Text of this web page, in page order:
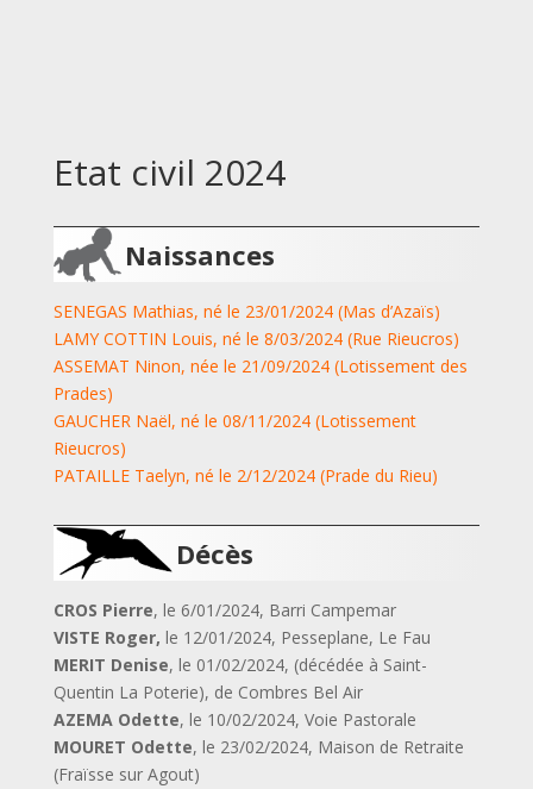
Etat civil 2024
Naissances
SENEGAS Mathias, né le 23/01/2024 (Mas d’Azaïs)
LAMY COTTIN Louis, né le 8/03/2024 (Rue Rieucros)
ASSEMAT Ninon, née le 21/09/2024 (Lotissement des
Prades)
GAUCHER Naël, né le 08/11/2024 (Lotissement
Rieucros)
PATAILLE Taelyn, né le 2/12/2024 (Prade du Rieu)
Décès
CROS Pierre, le 6/01/2024, Barri Campemar
VISTE Roger, le 12/01/2024, Pesseplane, Le Fau
MERIT Denise, le 01/02/2024, (décédée à Saint-
Quentin La Poterie), de Combres Bel Air
AZEMA Odette, le 10/02/2024, Voie Pastorale
MOURET Odette, le 23/02/2024, Maison de Retraite
(Fraïsse sur Agout)